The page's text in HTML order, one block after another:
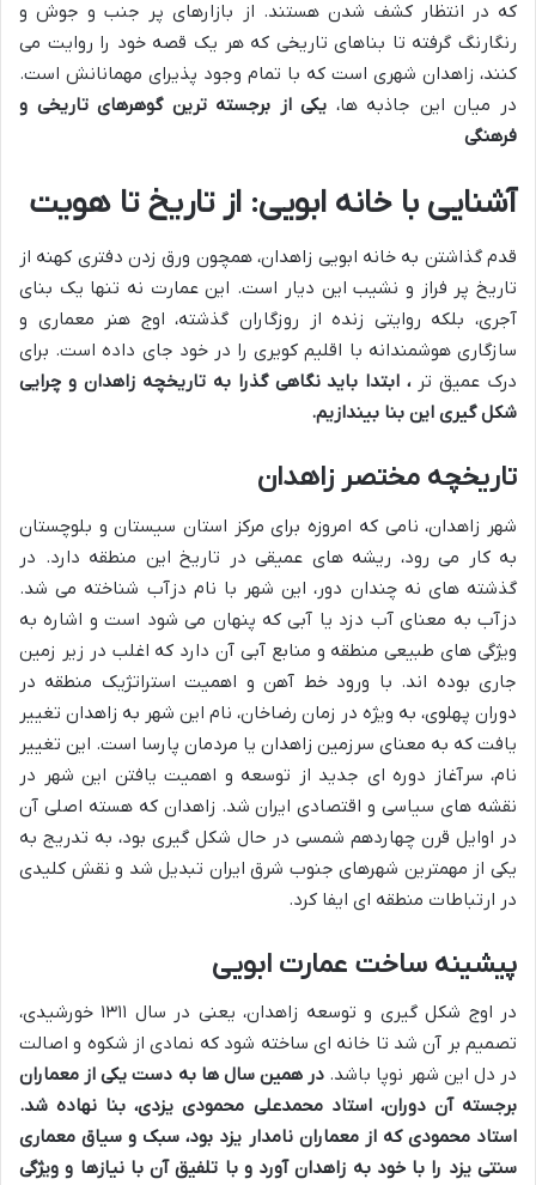
که در انتظار کشف شدن هستند. از بازارهای پر جنب و جوش و
رنگارنگ گرفته تا بناهای تاریخی که هر یک قصه خود را روایت می
کنند، زاهدان شهری است که با تمام وجود پذیرای مهمانانش است.
در میان این جاذبه ها، یکی از برجسته ترین گوهرهای تاریخی و
فرهنگی
آشنایی با خانه ابویی: از تاریخ تا هویت
قدم گذاشتن به خانه ابویی زاهدان، همچون ورق زدن دفتری کهنه از
تاریخ پر فراز و نشیب این دیار است. این عمارت نه تنها یک بنای
آجری، بلکه روایتی زنده از روزگاران گذشته، اوج هنر معماری و
سازگاری هوشمندانه با اقلیم کویری را در خود جای داده است. برای
درک عمیق تر ، ابتدا باید نگاهی گذرا به تاریخچه زاهدان و چرایی
شکل گیری این بنا بیندازیم.
تاریخچه مختصر زاهدان
شهر زاهدان، نامی که امروزه برای مرکز استان سیستان و بلوچستان
به کار می رود، ریشه های عمیقی در تاریخ این منطقه دارد. در
گذشته های نه چندان دور، این شهر با نام دزآب شناخته می شد.
دزآب به معنای آب دزد یا آبی که پنهان می شود است و اشاره به
ویژگی های طبیعی منطقه و منابع آبی آن دارد که اغلب در زیر زمین
جاری بوده اند. با ورود خط آهن و اهمیت استراتژیک منطقه در
دوران پهلوی، به ویژه در زمان رضاخان، نام این شهر به زاهدان تغییر
یافت که به معنای سرزمین زاهدان یا مردمان پارسا است. این تغییر
نام، سرآغاز دوره ای جدید از توسعه و اهمیت یافتن این شهر در
نقشه های سیاسی و اقتصادی ایران شد. زاهدان که هسته اصلی آن
در اوایل قرن چهاردهم شمسی در حال شکل گیری بود، به تدریج به
یکی از مهمترین شهرهای جنوب شرق ایران تبدیل شد و نقش کلیدی
در ارتباطات منطقه ای ایفا کرد.
پیشینه ساخت عمارت ابویی
در اوج شکل گیری و توسعه زاهدان، یعنی در سال ۱۳۱۱ خورشیدی،
تصمیم بر آن شد تا خانه ای ساخته شود که نمادی از شکوه و اصالت
در دل این شهر نوپا باشد. در همین سال ها به دست یکی از معماران
برجسته آن دوران، استاد محمدعلی محمودی یزدی، بنا نهاده شد.
استاد محمودی که از معماران نامدار یزد بود، سبک و سیاق معماری
سنتی یزد را با خود به زاهدان آورد و با تلفیق آن با نیازها و ویژگی